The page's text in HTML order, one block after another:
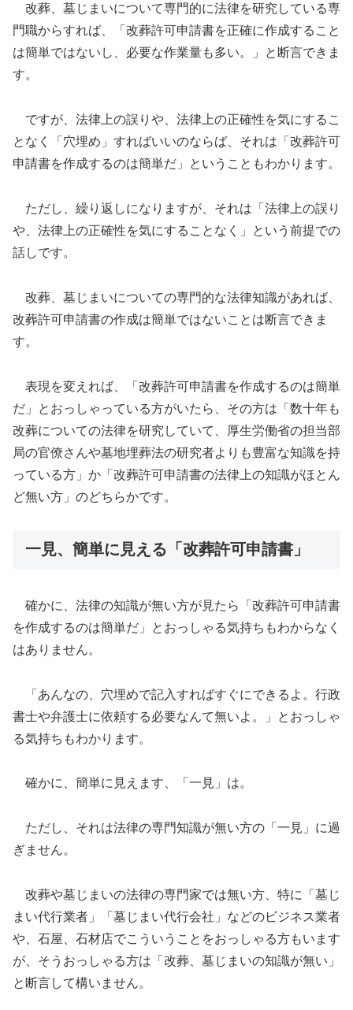
改葬、墓じまいについて専門的に法律を研究している専
門職からすれば、「改葬許可申請書を正確に作成すること
は簡単ではないし、必要な作業量も多い。」と断言できま
す。
ですが、法律上の誤りや、法律上の正確性を気にするこ
となく「穴埋め」すればいいのならば、それは「改葬許可
申請書を作成するのは簡単だ」ということもわかります。
ただし、繰り返しになりますが、それは「法律上の誤り
や、法律上の正確性を気にすることなく」という前提での
話しです。
改葬、墓じまいについての専門的な法律知識があれば、
改葬許可申請書の作成は簡単ではないことは断言できま
す。
表現を変えれば、「改葬許可申請書を作成するのは簡単
だ」とおっしゃっている方がいたら、その方は「数十年も
改葬についての法律を研究していて、厚生労働省の担当部
局の官僚さんや墓地埋葬法の研究者よりも豊富な知識を持
っている方」か「改葬許可申請書の法律上の知識がほとん
ど無い方」のどちらかです。
一見、簡単に見える「改葬許可申請書」
確かに、法律の知識が無い方が見たら「改葬許可申請書
を作成するのは簡単だ」とおっしゃる気持ちもわからなく
はありません。
「あんなの、穴埋めで記入すればすぐにできるよ。行政
書士や弁護士に依頼する必要なんて無いよ。」とおっしゃ
る気持ちもわかります。
確かに、簡単に見えます、「一見」は。
ただし、それは法律の専門知識が無い方の「一見」に過
ぎません。
改葬や墓じまいの法律の専門家では無い方、特に「墓じ
まい代行業者」「墓じまい代行会社」などのビジネス業者
や、石屋、石材店でこういうことをおっしゃる方もいます
が、そうおっしゃる方は「改葬、墓じまいの知識が無い」
と断言して構いません。